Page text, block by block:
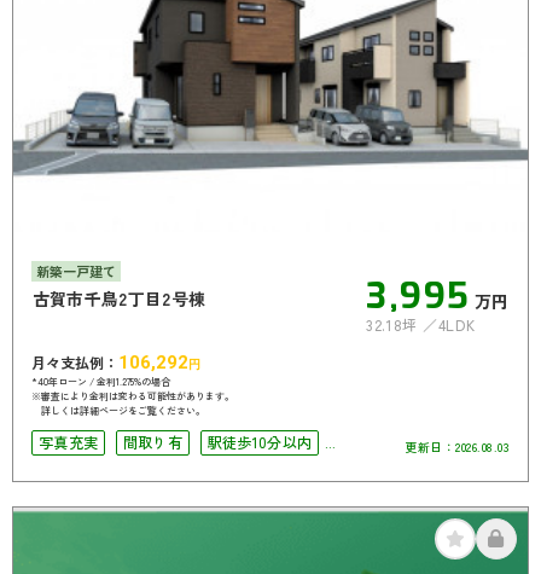
新築一戸建て
古賀市千鳥2丁目2号棟 3,995 万円
32.18坪
4LDK
月々支払例： 106,292 円
*40年ローン / 金利1.275%の場合
※審査により金利は変わる可能性があります。
詳しくは詳細ページをご覧ください。
写真充実 間取り有
駅徒歩10分以内
更新日： 2026.08.03